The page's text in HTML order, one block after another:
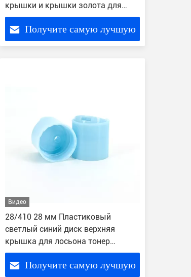
крышки и крышки золота для
бутылок шампуня
Получите самую лучшую
Видео
28/410 28 мм Пластиковый
светлый синий диск верхняя
крышка для лосьона тонер
сыворотка жидкое мыло
Получите самую лучшую